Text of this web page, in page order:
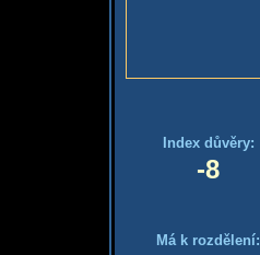
Index důvěry:
-8
Má k rozdělení: